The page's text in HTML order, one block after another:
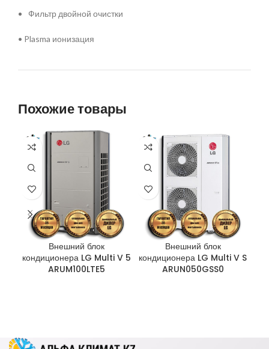
Фильтр двойной очистки
• Plasma ионизация
Похожие товары
Внешний блок
кондиционера LG Multi V 5
ARUM100LTE5
Внешний блок
кондиционера LG Multi V S
ARUN050GSS0